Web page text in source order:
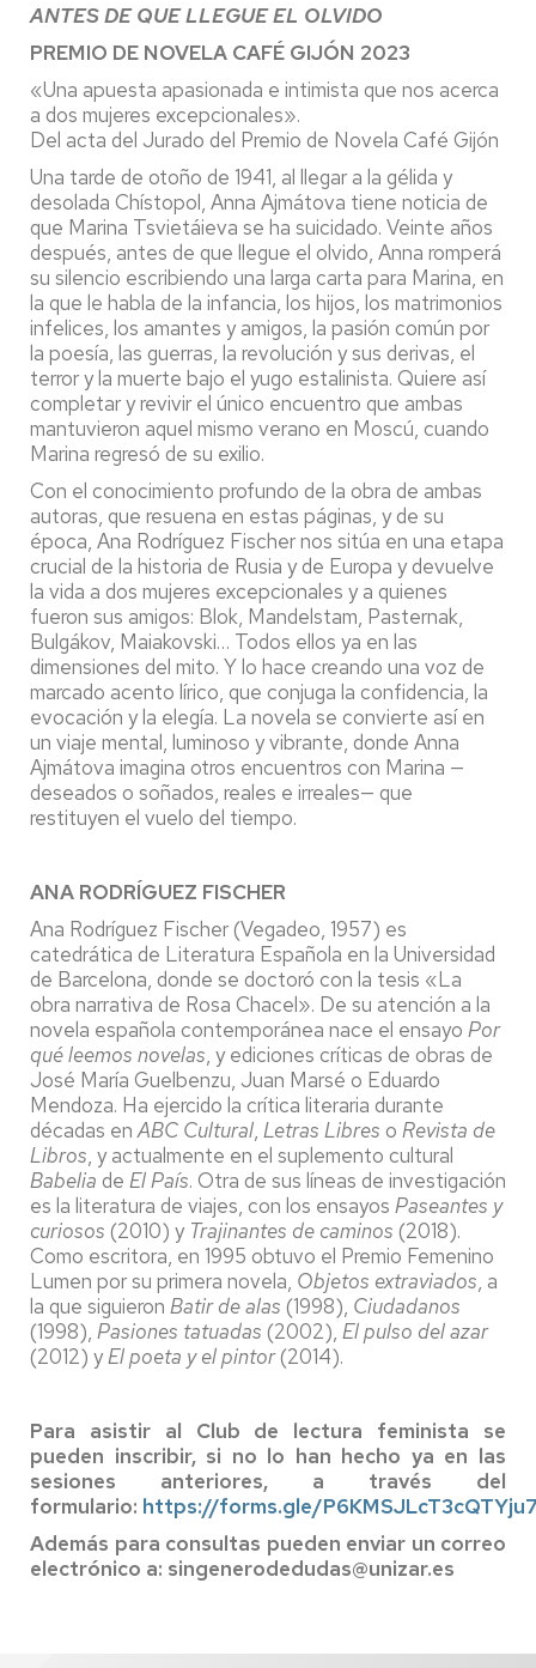
ANTES DE QUE LLEGUE EL OLVIDO
PREMIO DE NOVELA CAFÉ GIJÓN 2023
«Una apuesta apasionada e intimista que nos acerca
a dos mujeres excepcionales».
Del acta del Jurado del Premio de Novela Café Gijón
Una tarde de otoño de 1941, al llegar a la gélida y
desolada Chístopol, Anna Ajmátova tiene noticia de
que Marina Tsvietáieva se ha suicidado. Veinte años
después, antes de que llegue el olvido, Anna romperá
su silencio escribiendo una larga carta para Marina, en
la que le habla de la infancia, los hijos, los matrimonios
infelices, los amantes y amigos, la pasión común por
la poesía, las guerras, la revolución y sus derivas, el
terror y la muerte bajo el yugo estalinista. Quiere así
completar y revivir el único encuentro que ambas
mantuvieron aquel mismo verano en Moscú, cuando
Marina regresó de su exilio.
Con el conocimiento profundo de la obra de ambas
autoras, que resuena en estas páginas, y de su
época, Ana Rodríguez Fischer nos sitúa en una etapa
crucial de la historia de Rusia y de Europa y devuelve
la vida a dos mujeres excepcionales y a quienes
fueron sus amigos: Blok, Mandelstam, Pasternak,
Bulgákov, Maiakovski… Todos ellos ya en las
dimensiones del mito. Y lo hace creando una voz de
marcado acento lírico, que conjuga la confidencia, la
evocación y la elegía. La novela se convierte así en
un viaje mental, luminoso y vibrante, donde Anna
Ajmátova imagina otros encuentros con Marina —
deseados o soñados, reales e irreales— que
restituyen el vuelo del tiempo.
ANA RODRÍGUEZ FISCHER
Ana Rodríguez Fischer (Vegadeo, 1957) es
catedrática de Literatura Española en la Universidad
de Barcelona, donde se doctoró con la tesis «La
obra narrativa de Rosa Chacel». De su atención a la
novela española contemporánea nace el ensayo Por
qué leemos novelas, y ediciones críticas de obras de
José María Guelbenzu, Juan Marsé o Eduardo
Mendoza. Ha ejercido la crítica literaria durante
décadas enABC Cultural, Letras Libres o Revista de
Libros, y actualmente en el suplemento cultural
Babelia de El País. Otra de sus líneas de investigación
es la literatura de viajes, con los ensayos Paseantes y
curiosos (2010) y Trajinantes de caminos (2018).
Como escritora, en 1995 obtuvo el Premio Femenino
Lumen por su primera novela, Objetos extraviados, a
la que siguieron Batir de alas (1998), Ciudadanos
(1998), Pasiones tatuadas (2002), El pulso del azar
(2012) yEl poeta y el pintor(2014).
Para asistir al Club de lectura feminista se
pueden inscribir, si no lo han hecho ya en las
sesiones anteriores, a través del
formulario: https://forms.gle/
Además para consultas pueden enviar un correo
electrónico a: singenerodedudas@unizar.es